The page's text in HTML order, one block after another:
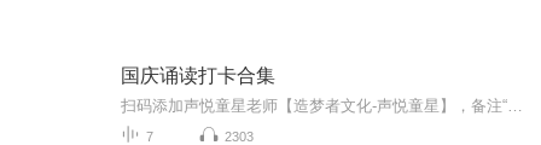
国庆诵读打卡合集
7 2303